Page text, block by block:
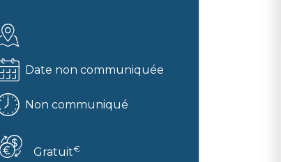
Date non communiquée
Non communiqué
Gratuit€